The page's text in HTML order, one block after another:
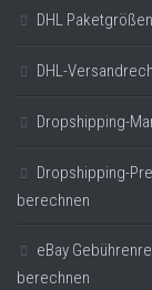
DHL
DHL-
Dropshipping-
Dropshipping-
berechnen
eBay
berechnen